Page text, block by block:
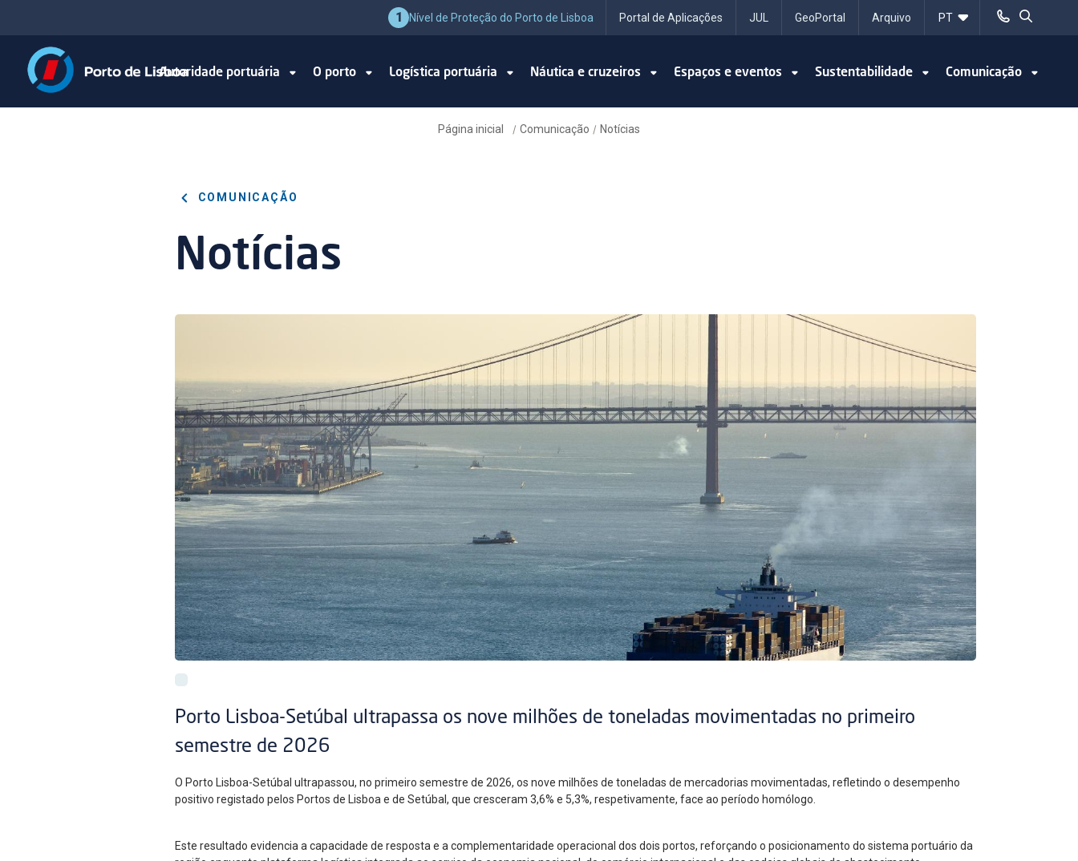
1 Nível de Proteção do Porto de Lisboa Portal de Aplicações JUL GeoPortal Arquivo
Autoridade portuária O porto Logística portuária Náutica e cruzeiros Espaços e eventos Sustentabilidade Comunicação
Página inicial / Comunicação / Notícias
COMUNICAÇÃO
Notícias
Porto Lisboa-Setúbal ultrapassa os nove milhões de toneladas movimentadas no primeiro
semestre de 2026
O Porto Lisboa-Setúbal ultrapassou, no primeiro semestre de 2026, os nove milhões de toneladas de mercadorias movimentadas, refletindo o desempenho
positivo registado pelos Portos de Lisboa e de Setúbal, que cresceram 3,6% e 5,3%, respetivamente, face ao período homólogo.
Este resultado evidencia a capacidade de resposta e a complementaridade operacional dos dois portos, reforçando o posicionamento do sistema portuário da